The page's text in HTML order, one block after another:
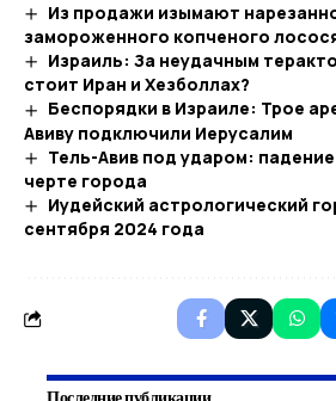
Из продажи изымают
замороженного копченого
Израиль: За неудачным
стоит Иран и Хезболлах?
Беспорядки в Израиле: Трое
Авиву подключили Иерусалим
Тель-Авив под ударом:
черте города
Иудейский астрологический
сентября 2024 года